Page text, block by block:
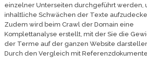
einzelner Unterseiten durchgeführt werden,
inhaltliche Schwächen der Texte
Zudem wird beim Crawl der Domain eine
Komplettanalyse erstellt, mit der Sie die
der Terme auf der ganzen Website
Durch den Vergleich mit